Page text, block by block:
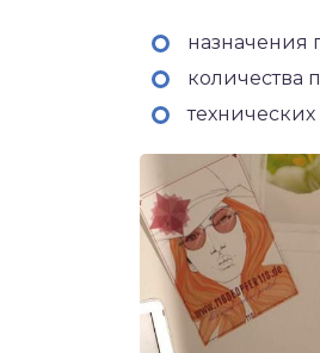
назначения
количества